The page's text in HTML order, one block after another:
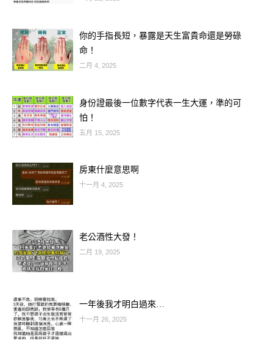
你的手指長短，暴露是天生富貴命還是勞碌
命！
二月 4, 2025
身份證最後一位數字代表一生大運，準的可
怕！
五月 15, 2025
房東什麼意思啊
十一月 4, 2025
老公酒性大發！
二月 19, 2025
一年後我才明白過來…
十一月 26, 2025